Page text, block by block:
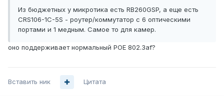
Из бюджетных у микротика есть RB260GSP, а еще есть
CRS106-1C-5S - роутер/коммутатор с 6 оптическими
портами и 1 медным. Самое то для камер.
оно поддерживает нормальный POE 802.3af?
Вставить ник Цитата